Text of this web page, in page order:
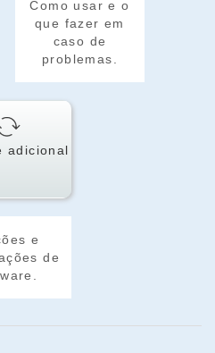
Como usar e o
que fazer em
caso de
problemas.
adicional
e
de